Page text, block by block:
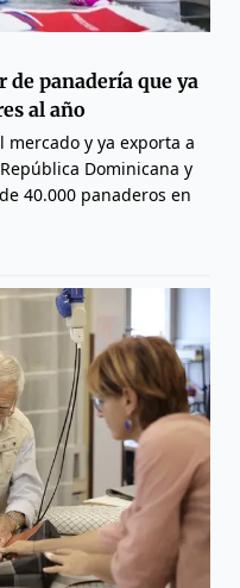
de panadería que ya
al año
mercado y ya exporta a
Dominicana y
40.000 panaderos en